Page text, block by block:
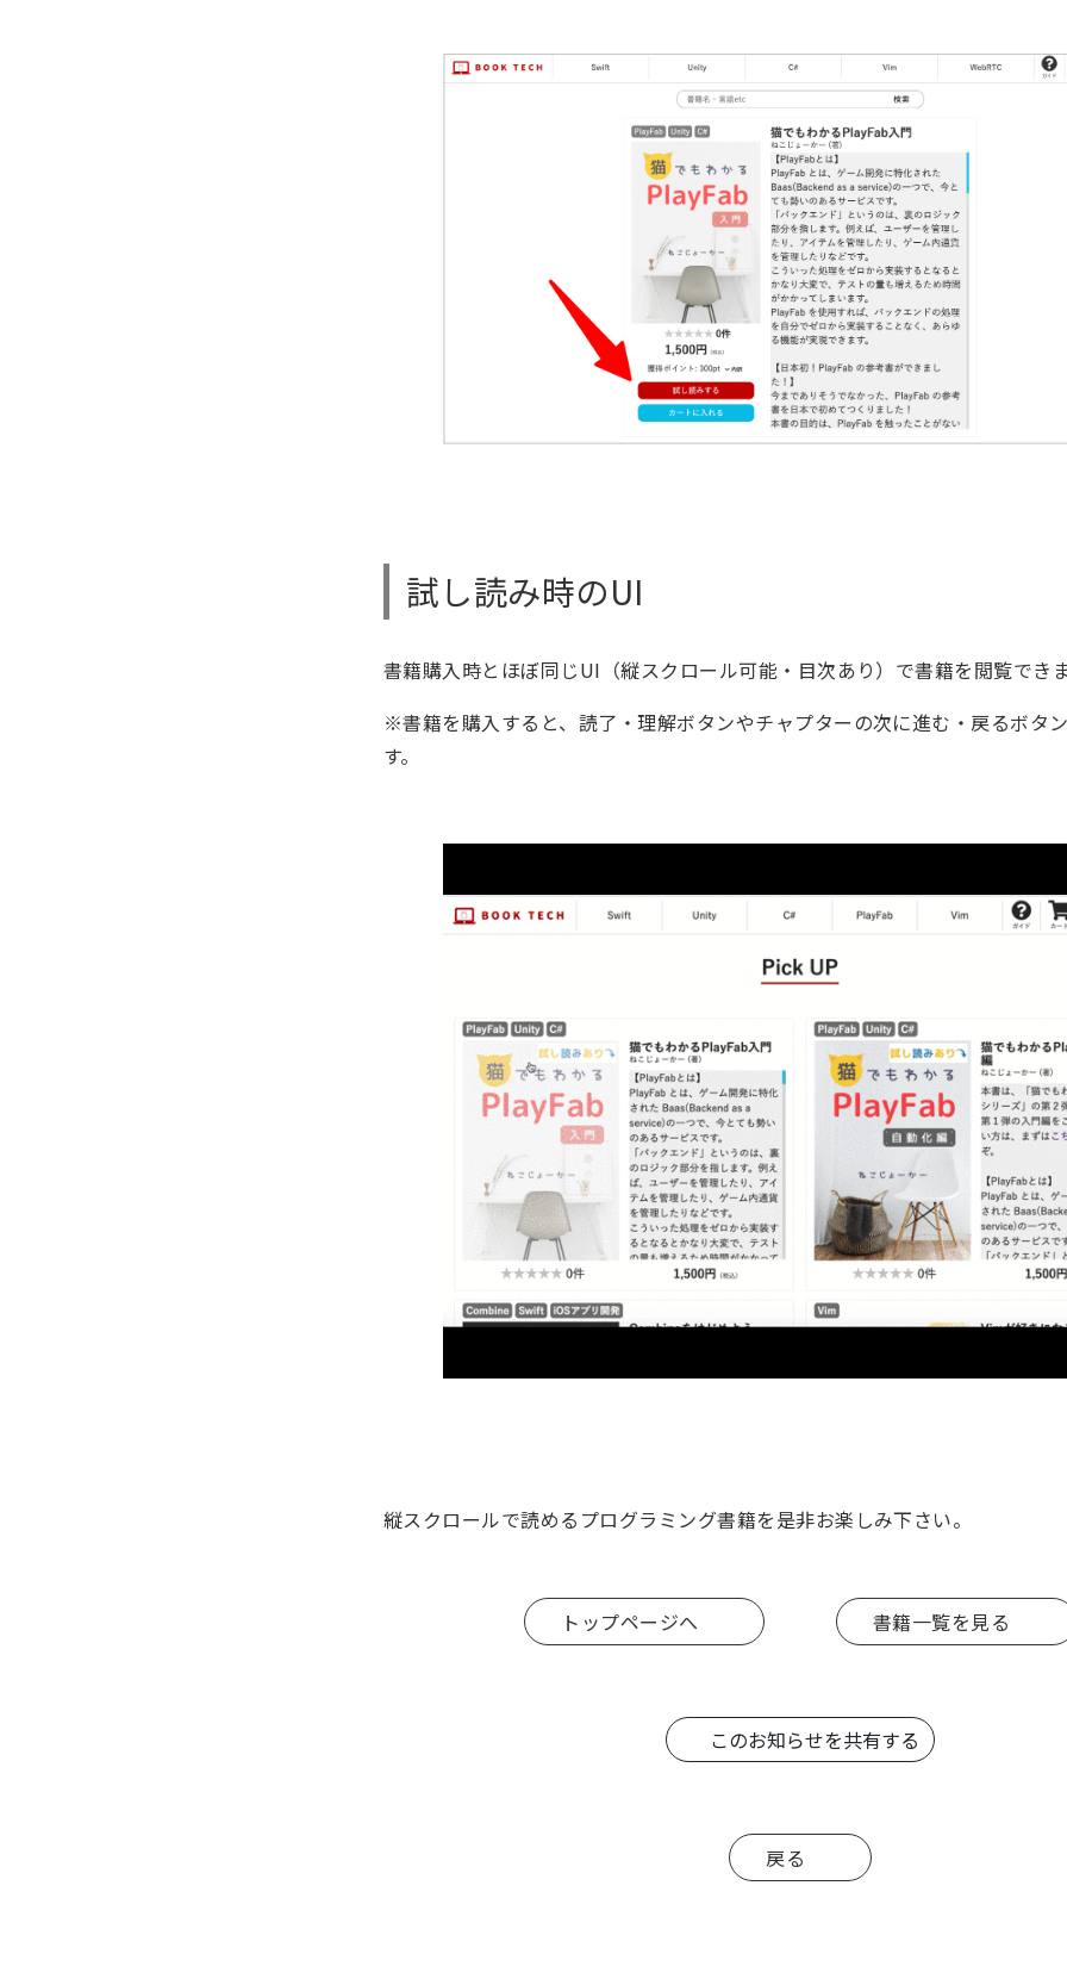
試し読み時のUI
書籍購入時とほぼ同じUI（縦スクロール可能・目次あり）で書籍を閲覧でき
※書籍を購入すると、読了・理解ボタンやチャプターの次に進む・戻るボタ
す。
縦スクロールで読めるプログラミング書籍を是非お楽しみ下さい。
トップページへ 書籍一覧を見る
このお知らせを共有する
戻る